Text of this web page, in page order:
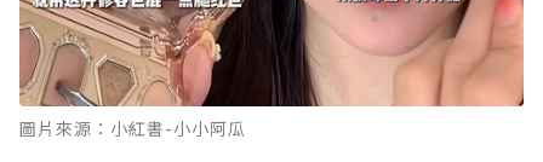
圖片來源：小紅書-小小阿瓜